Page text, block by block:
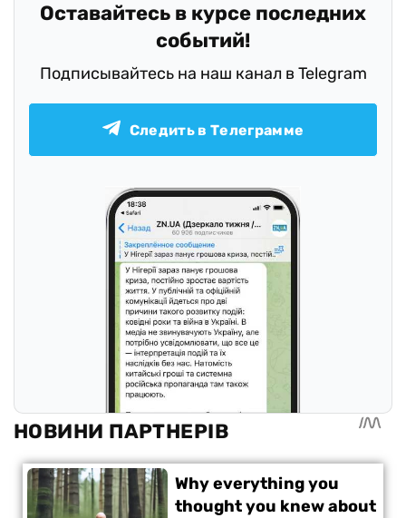
Оставайтесь в курсе последних
событий!
Подписывайтесь на наш канал в Telegram
Следить в Телеграмме